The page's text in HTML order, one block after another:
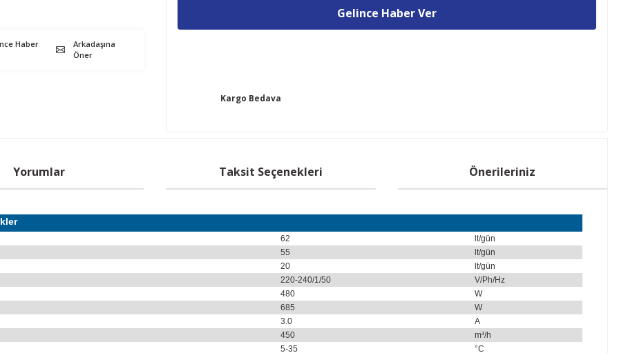
Haber
Arkadaşına
Öner
Gelince Haber Ver
Kargo Bedava
Yorumlar Taksit Seçenekleri Önerileriniz
62
lt/gün
55
lt/gün
20
lt/gün
220-240/1/50
V/Ph/Hz
480
W
685
W
3.0
A
450
m³/h
5-35
°C